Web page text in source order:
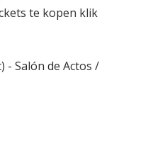
te kopen klik
- Salón de Actos /